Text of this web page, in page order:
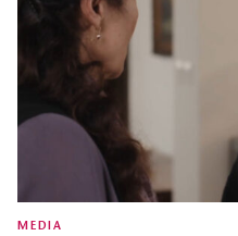
MEDIA